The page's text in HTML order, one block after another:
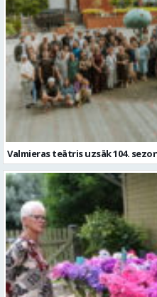
Valmieras teātris uzsāk 104.